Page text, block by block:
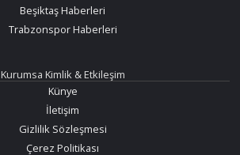
Beşiktaş Haberleri
Trabzonspor Haberleri
Kurumsa Kimlik & Etkileşim
Künye
İletişim
Gizlilik Sözleşmesi
Çerez Politikası